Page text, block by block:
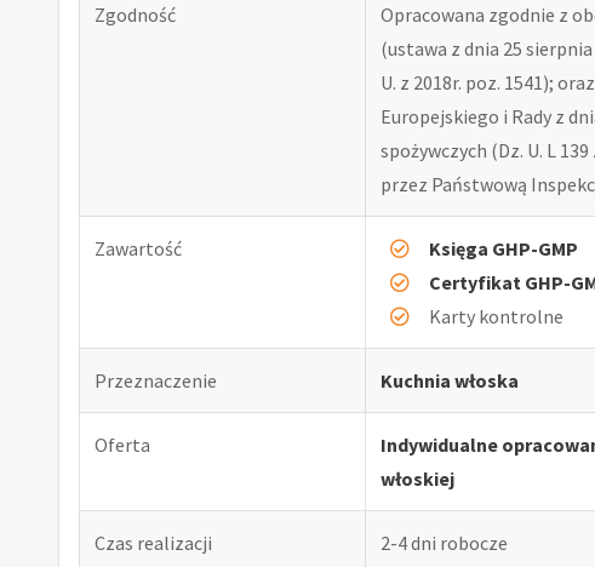
Zgodność
Opracowana zgodnie z
(ustawa z dnia 25
U. z 2018r. poz. 1541);
Europejskiego i Rady z
spożywczych (Dz. U. L
przez Państwową
Zawartość
Księga GHP-GMP
Certyfikat GHP-
Karty kontrolne
Przeznaczenie Kuchnia włoska
Oferta
Indywidualne
włoskiej
Czas realizacji 2-4 dni robocze